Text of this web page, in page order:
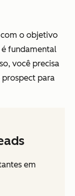
com o objetivo
fundamental
você precisa
para
em